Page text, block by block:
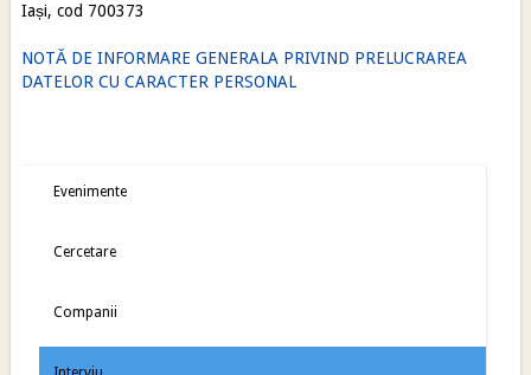
Iași, cod 700373
NOTĂ DE INFORMARE GENERALA PRIVIND PRELUCRAREA
DATELOR CU CARACTER PERSONAL
Evenimente
Cercetare
Companii